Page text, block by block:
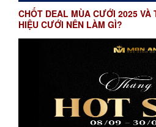
CHỐT DEAL MÙA CƯỚI 2025
HIỆU CƯỚI NÊN LÀM GÌ?